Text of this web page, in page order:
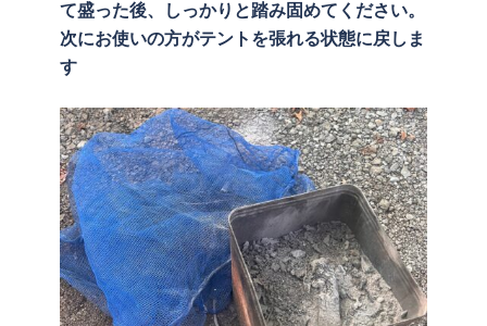
て盛った後、しっかりと踏み固めてください。
次にお使いの方がテントを張れる状態に戻しま
す